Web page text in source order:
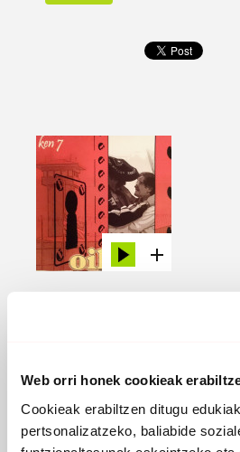
Web orri honek cookieak
Cookieak erabiltzen ditugu
pertsonalizatzeko, baliabide